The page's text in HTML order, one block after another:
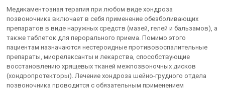
Медикаментозная терапия при любом виде хондроза
позвоночника включает в себя применение обезболивающих
препаратов в виде наружных средств (мазей, гелей и бальзамов), а
также таблеток для перорального приема. Помимо этого
пациентам назначаются нестероидные противовоспалительные
препараты, миорелаксанты и лекарства, способствующие
восстановлению хрящевых тканей межпозвоночных дисков
(хондропротекторы). Лечение хондроза шейно-грудного отдела
позвоночника проводится с обязательным применением